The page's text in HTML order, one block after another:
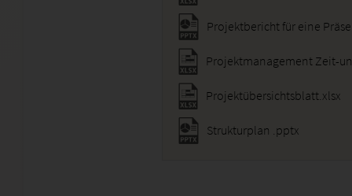
Projektbericht für eine
Projektübersichtsblatt.xlsx
Strukturplan .pptx